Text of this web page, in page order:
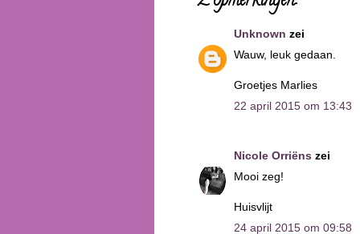
Unknown zei
Wauw, leuk gedaan.
Groetjes Marlies
22 april 2015 om 13:43
Nicole Orriëns zei
Mooi zeg!
Huisvlijt
24 april 2015 om 09:58